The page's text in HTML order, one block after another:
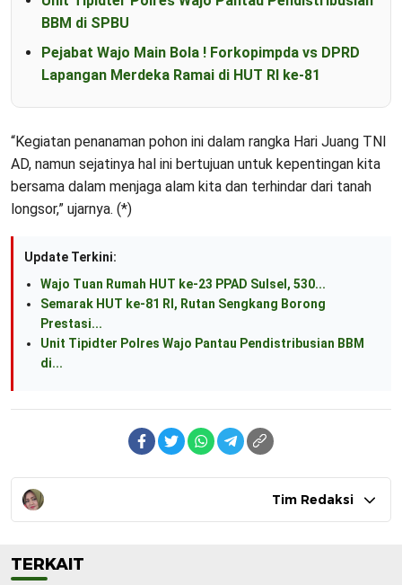
BBM di SPBU
Pejabat Wajo Main Bola ! Forkopimpda vs DPRD
Lapangan Merdeka Ramai di HUT RI ke-81
“Kegiatan penanaman pohon ini dalam rangka Hari Juang TNI
AD, namun sejatinya hal ini bertujuan untuk kepentingan kita
bersama dalam menjaga alam kita dan terhindar dari tanah
longsor,” ujarnya. (*)
Update Terkini:
Wajo Tuan Rumah HUT ke-23 PPAD Sulsel, 530...
Semarak HUT ke-81 RI, Rutan Sengkang Borong
Prestasi...
Unit Tipidter Polres Wajo Pantau Pendistribusian BBM
di...
Tim Redaksi
TERKAIT